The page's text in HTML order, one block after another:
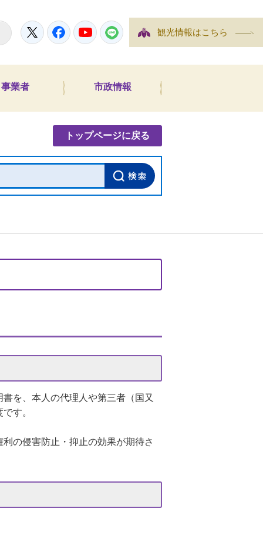
TwitterFacebookYouTubeLINE 観光情報はこちら
事業者 市政情報
トップページに戻る
を、本人の代理人や第三者（国又
す。
の侵害防止・抑止の効果が期待さ